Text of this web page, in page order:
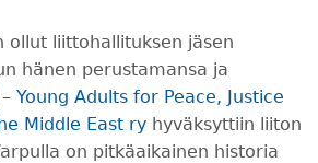
ollut liittohallituksen jäsen
hänen perustamansa ja
– Young Adults for Peace, Justice
Middle East ry hyväksyttiin liiton
on pitkäaikainen historia